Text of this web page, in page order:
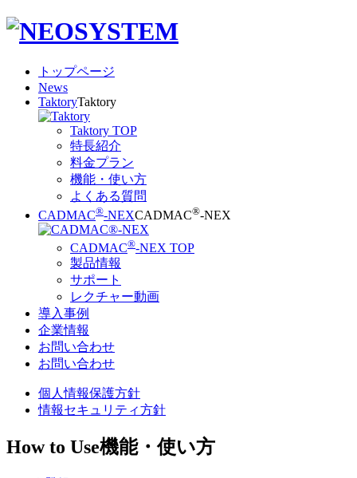
トップページ
News
TaktoryTaktory
Taktory TOP
特長紹介
料金プラン
機能・使い方
よくある質問
CADMAC®-NEXCADMAC®-NEX
CADMAC®-NEX TOP
製品情報
サポート
レクチャー動画
導入事例
企業情報
お問い合わせ
お問い合わせ
個人情報保護方針
情報セキュリティ方針
How to Use機能・使い方